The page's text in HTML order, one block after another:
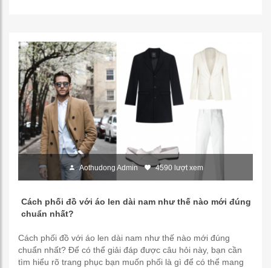
Aothudong Admin 4590 lượt xem
Cách phối đồ với áo len dài nam như thế nào mới đúng
chuẩn nhất?
Cách phối đồ với áo len dài nam như thế nào mới đúng
chuẩn nhất? Để có thể giải đáp được câu hỏi này, bạn cần
tìm hiểu rõ trang phục bạn muốn phối là gì để có thể mang